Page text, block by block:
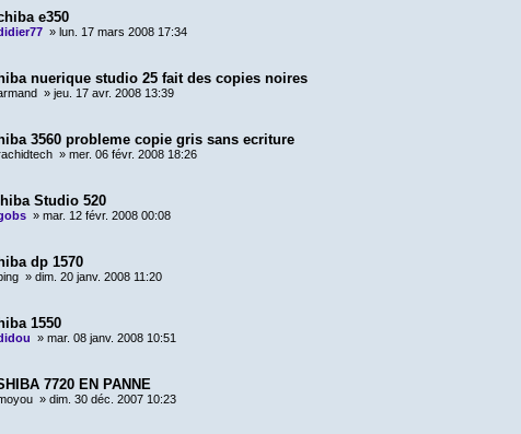
e350
» lun. 17 mars 2008 17:34
nuerique studio 25 fait des copies noires
»jeu. 17 avr. 2008 13:39
3560 probleme copie gris sans ecriture
»mer. 06 févr. 2008 18:26
Studio 520
»mar. 12 févr. 2008 00:08
dp 1570
»dim. 20 janv. 2008 11:20
1550
»mar. 08 janv. 2008 10:51
7720 EN PANNE
»dim. 30 déc. 2007 10:23